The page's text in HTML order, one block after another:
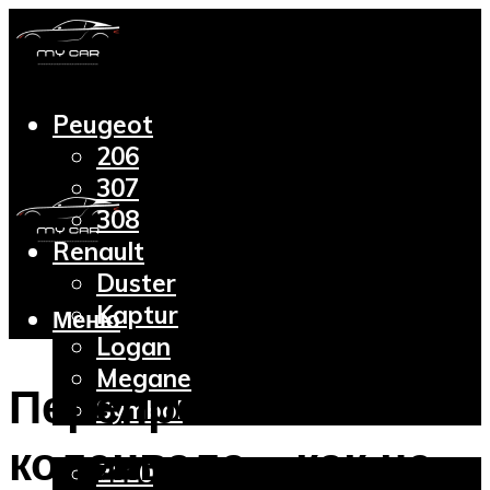
Peugeot
206
307
308
Renault
Duster
Kaptur
Logan
Megane
Symbol
Lada
2110
Меню
Перепрессовка
коленвала – как не